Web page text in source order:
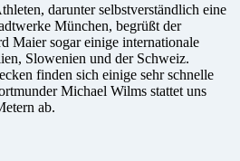
darunter selbstverständlich eine
München, begrüßt der
Maier sogar einige internationale
Slowenien und der Schweiz.
finden sich einige sehr schnelle
Michael Wilms stattet uns
ab.